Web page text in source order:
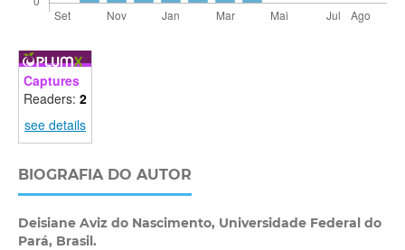
Captures
Readers: 2
see details
BIOGRAFIA DO AUTOR
Deisiane Aviz do Nascimento, Universidade Federal do
Pará, Brasil.